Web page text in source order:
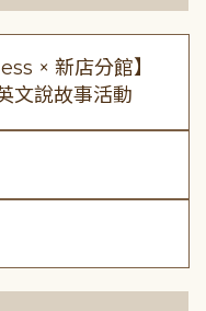
× 新店分館】
文說故事活動